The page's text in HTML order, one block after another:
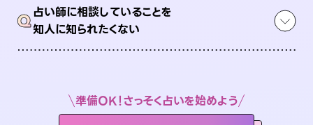
Q占い師に相談していることを
知人に知られたくない
準備OK！さっそく占いを始めよう